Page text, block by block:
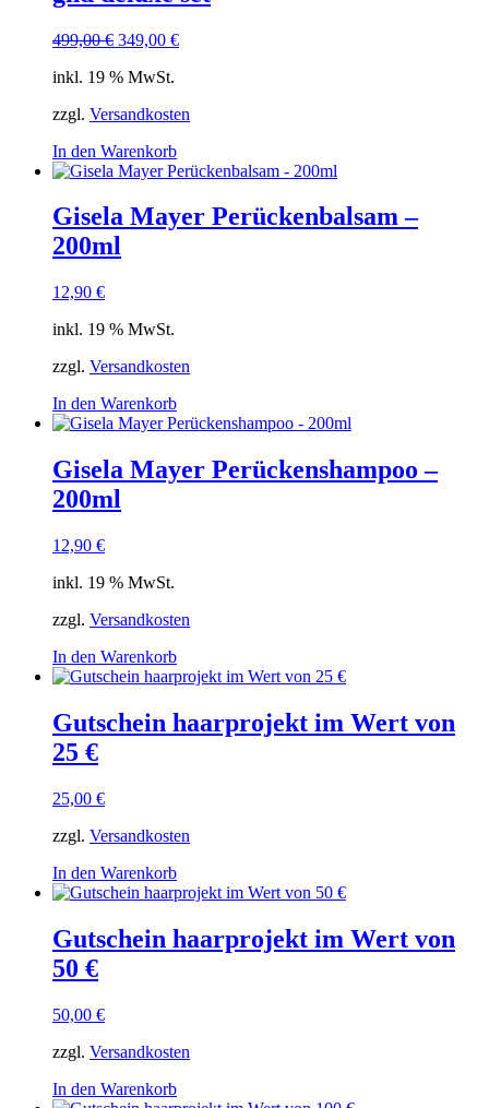
499,00€ Ursprünglicher
war:
349,00 €Aktueller
inkl. 19 % MwSt.
zzgl. Versandkosten
In den Warenkorb
Gisela Mayer Perückenbalsam –
200ml
12,90 €
inkl. 19 % MwSt.
zzgl. Versandkosten
In den Warenkorb
Gisela Mayer Perückenshampoo –
200ml
12,90 €
inkl. 19 % MwSt.
zzgl. Versandkosten
In den Warenkorb
Gutschein haarprojekt im Wert von
25 €
25,00 €
zzgl. Versandkosten
In den Warenkorb
Gutschein haarprojekt im Wert von
50 €
50,00 €
zzgl. Versandkosten
In den Warenkorb